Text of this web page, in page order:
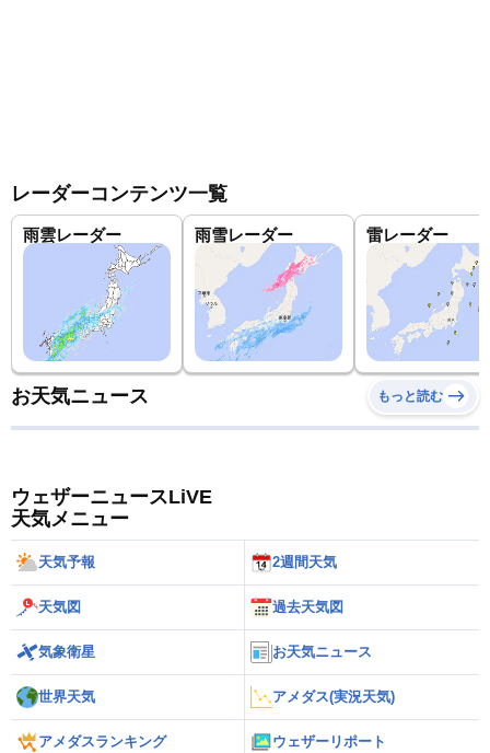
レーダーコンテンツ一覧
雨雲レーダー 雨雪レーダー 雷レーダー
お天気ニュース もっと読む
ウェザーニュースLiVE
天気メニュー
天気予報 2週間天気
天気図 過去天気図
気象衛星 お天気ニュース
世界天気 アメダス(実況天気)
アメダスランキング ウェザーリポート